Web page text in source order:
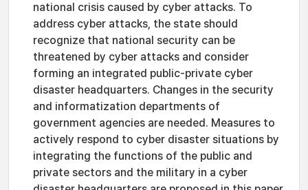
national crisis caused by cyber attacks. To
address cyber attacks, the state should
recognize that national security can be
threatened by cyber attacks and consider
forming an integrated public-private cyber
disaster headquarters. Changes in the security
and informatization departments of
government agencies are needed. Measures to
actively respond to cyber disaster situations by
integrating the functions of the public and
private sectors and the military in a cyber